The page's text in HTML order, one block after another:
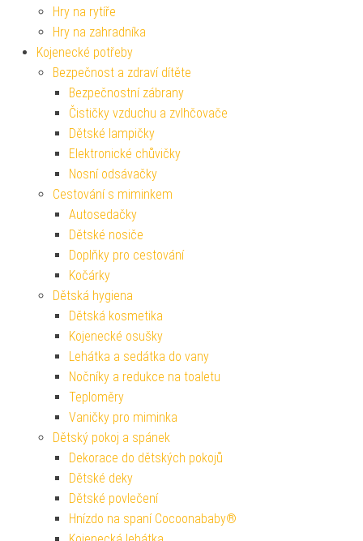
Hry na rytíře
Hry na zahradníka
Kojenecké potřeby
Bezpečnost a zdraví dítěte
Bezpečnostní zábrany
Čističky vzduchu a zvlhčovače
Dětské lampičky
Elektronické chůvičky
Nosní odsávačky
Cestování s miminkem
Autosedačky
Dětské nosiče
Doplňky pro cestování
Kočárky
Dětská hygiena
Dětská kosmetika
Kojenecké osušky
Lehátka a sedátka do vany
Nočníky a redukce na toaletu
Teploměry
Vaničky pro miminka
Dětský pokoj a spánek
Dekorace do dětských pokojů
Dětské deky
Dětské povlečení
Hnízdo na spaní Cocoonababy®